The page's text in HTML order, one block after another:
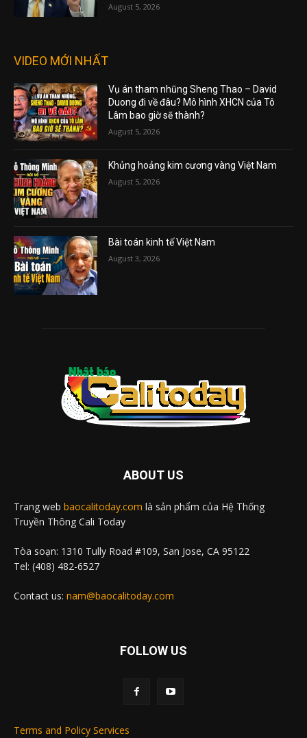
August 5, 2026
VIDEO MỚI NHẤT
Vụ án tham nhũng Sheng Thao – David
Duong đi về đâu? Mô hình XHCN của Tô
Lâm bao giờ sẽ thành?
August 5, 2026
Khủng hoảng kim cương vàng Việt Nam
August 5, 2026
Bài toán kinh tế Việt Nam
August 3, 2026
ABOUT US
Trang web baocalitoday.com là sản phẩm của Hệ Thống
Truyền Thông Cali Today
Tòa soạn: 1310 Tully Road #109, San Jose, CA 95122
Tel: (408) 482-6527
Contact us: nam@baocalitoday.com
FOLLOW US
Terms and Policy Services